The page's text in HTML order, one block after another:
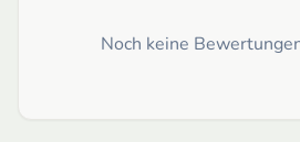
Noch keine